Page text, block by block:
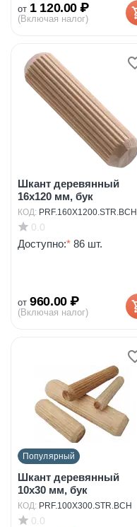
от 1 120.00 ₽
(Включая налог)
Шкант деревянный
16х120 мм, бук
КОД: PRF.160X1200.STR.BCH
0.0
Доступно:* 86 шт.
от 960.00 ₽
(Включая налог)
Популярный
Шкант деревянный
10х30 мм, бук
КОД: PRF.100X300.STR.BCH
0.0